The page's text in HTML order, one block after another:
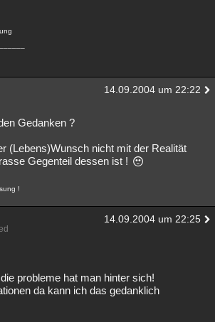
14.09.2004 um 22:22
Gedanken ?
(Lebens)Wunsch nicht mit der Realität
Gegenteil dessen ist !
!
14.09.2004 um 22:25
probleme hat man hinter sich!
da kann ich das gedanklich